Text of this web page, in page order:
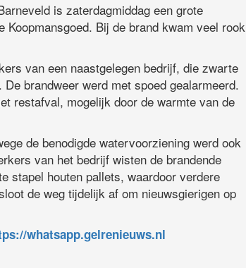
is zaterdagmiddag een grote
Bij de brand kwam veel rook
van een naastgelegen bedrijf, die zwarte
brandweer werd met spoed gealarmeerd.
restafval, mogelijk door de warmte van de
de benodigde watervoorziening werd ook
van het bedrijf wisten de brandende
stapel houten pallets, waardoor verdere
de weg tijdelijk af om nieuwsgierigen op
whatsapp.gelrenieuws.nl